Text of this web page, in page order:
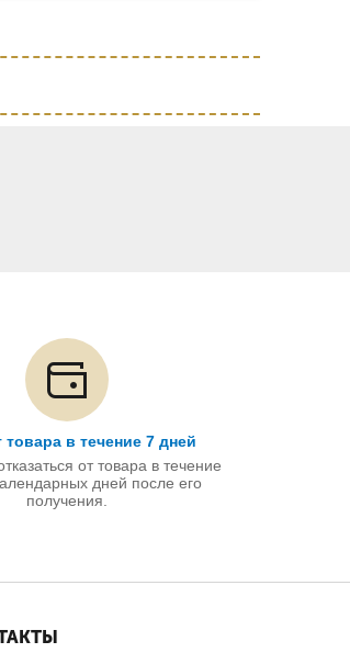
товара в течение 7 дней
от товара в течение
дней после его
получения.